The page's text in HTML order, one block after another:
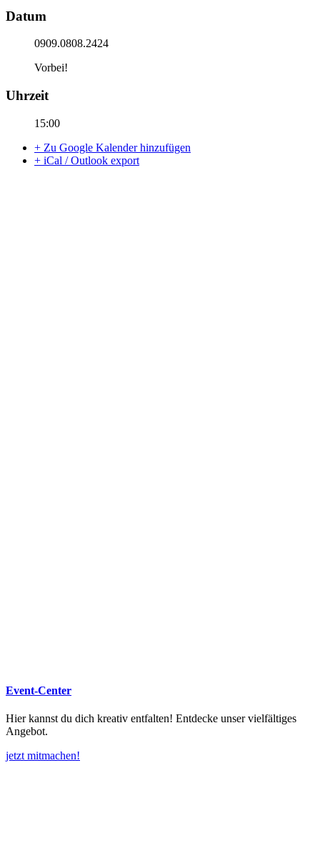
Datum
0909.0808.2424
Vorbei!
Uhrzeit
15:00
+ Zu Google Kalender hinzufügen
+ iCal / Outlook export
Event-Center
Hier kannst du dich kreativ entfalten! Entdecke unser vielfältiges
Angebot.
jetzt mitmachen!